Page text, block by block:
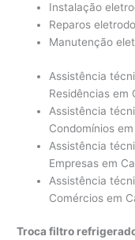
Instalação
Reparos
Manutenção
Assistência
Residências em
Assistência
Condomínios
Assistência
Empresas em
Assistência
Comércios em
Troca filtro